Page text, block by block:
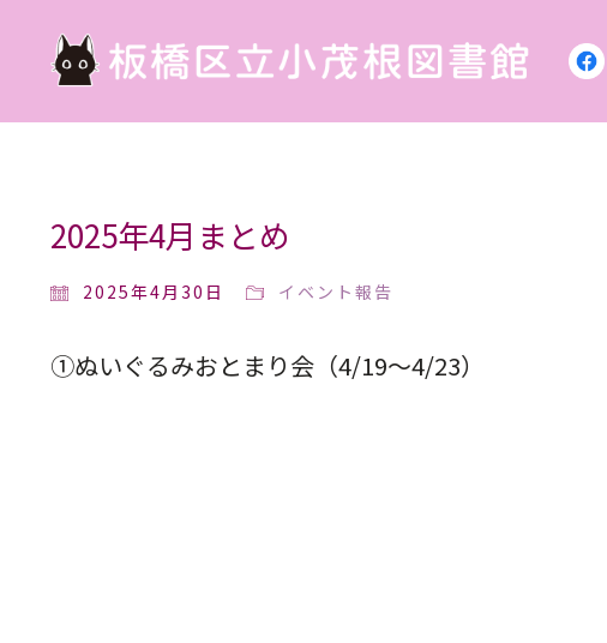
2025年4月まとめ
2025年4月30日 イベント報告
①ぬいぐるみおとまり会（4/19～4/23）